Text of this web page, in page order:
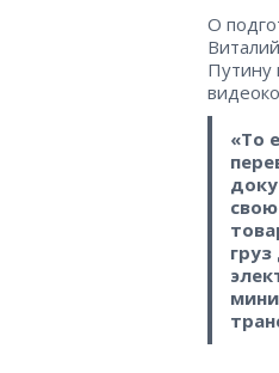
О
Путину
«То